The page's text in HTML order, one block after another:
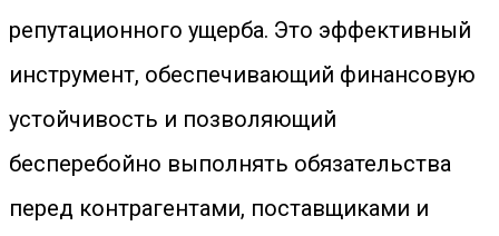
репутационного ущерба. Это эффективный
инструмент, обеспечивающий финансовую
устойчивость и позволяющий
бесперебойно выполнять обязательства
перед контрагентами, поставщиками и